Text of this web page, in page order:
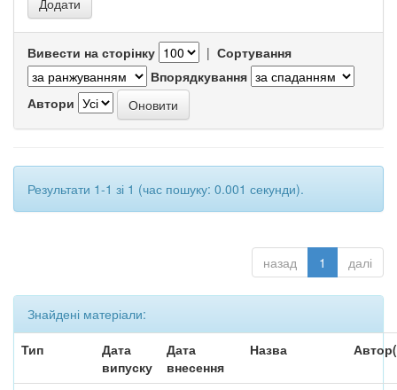
Вивести на сторінку | Сортування
Впорядкування
Автори
Результати 1-1 зі 1 (час пошуку: 0.001 секунди).
назад 1 далі
Знайдені матеріали:
Тип
Дата
випуску
Дата
внесення
Назва